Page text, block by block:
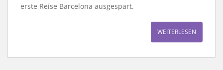
erste Reise Barcelona ausgespart.
WEITERLESEN